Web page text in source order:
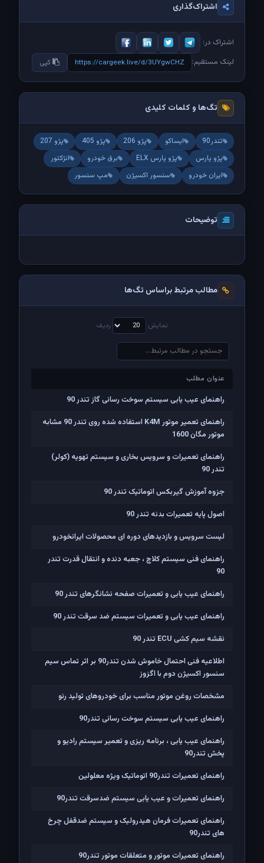
اشتراک‌گذاری
اشتراک در:
لینک مستقیم: https://cargeek.live/d/3UYgwCHZ کپی
تگ‌ها و کلمات کلیدی
تندر90 ایساکو پژو 206 پژو 405
پژو 207
پژو پارس
پژو پارس ELX برق خودرو
انژکتور
ایران خودرو
سنسور اکسیژن مپ سنسور
توضیحات
مطالب مرتبط براساس تگ‌ها
نمایش ردیف
عنوان مطلب
عنوان مطلب
راهنمای عیب یابی سیستم سوخت رسانی گاز تندر 90
راهنمای تعمیر موتور K4M استفاده شده روی تندر 90 مشابه
موتور مگان 1600
راهنمای تعمیرات و سرویس بخاری و سیستم تهویه (کولر)
تندر 90
جزوه آموزش گیربکس اتوماتیک تندر 90
اصول پایه تعمیرات بدنه تندر 90
لیست سرویس و بازدیدهای دوره ای محصولات ایرانخودرو
راهنمای فنی سیستم کلاچ ، جعبه دنده و انتقال قدرت تندر
90
راهنمای عیب یابی و تعمیرات صفحه نشانگرهای تندر 90
راهنمای عیب یابی و تعمیرات سیستم ضد سرقت تندر 90
نقشه سیم کشی ECU تندر 90
اطلاعیه فنی احتمال خاموش شدن تندر90 بر اثر تماس سیم
سنسور اکسیژن دوم با اگزوز
مشخصات روغن موتور مناسب برای خودروهای تولید رنو
راهنمای عیب یابی سیستم سوخت رسانی تندر90
راهنمای عیب یابی ، برنامه ریزی و تعمیر سیستم رادیو و
پخش تندر90
راهنمای تعمیرات تندر90 اتوماتیک ویژه معلولین
راهنمای تعمیرات و عیب یابی سیستم ضدسرقت تندر90
راهنمای تعمیرات فرمان هیدرولیک و سیستم ضدقفل چرخ
های تندر90
راهنمای تعمیرات موتور و متعلقات موتور تندر90